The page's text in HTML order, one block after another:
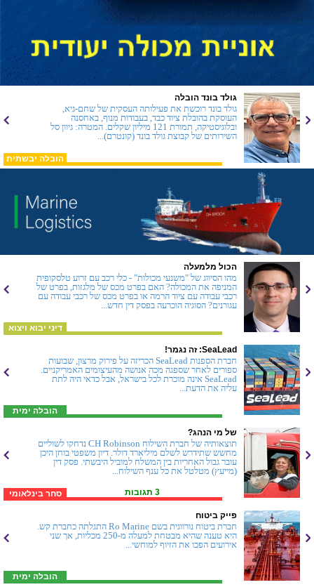
הובלה יבשתית
גולד בונד הובלה
גולד בונד רוכשת את פעילותה העסקית של שחם-גיא,
העוסקת בהובלת ציוד כבד, בעבודות מנוף, באחסנה
ובלוגיסטיקה, תמורת 121 מיליון שקלים. המטרה: גיוון סל
השירותים של קבוצת גולד בונד (קונטרם)...
דיני יבוא ויצוא
הכול מלמעלה
מהו הסיווג של "משנעי מכולות" - כלי רכב עם זרוע טלסקופית
המניפה את המכולה? האם בפרט מכס של מלגזות, בפרט של
רכבי עבודה עם ציוד הרמה או בפרט מכס של רכבי עבודה עם
עגורנים? הסוגיה הוכרעה בפסק דין חדש...
הובלה ימית
SeaLead: זה נגמר!
חברת הספנות SeaLead הכריזה על פירוק מרצון, שבועות
ספורים לאחר שספגה מכה אנושה מהעיצומים האמריקניים.
SeaLead אינה מוכרת לכל בישראל, אבל כדאי היה לתת
עליה את הדעת...
סחר בינלאומי
של מי הנהג?
תוצאותיה של חברת השילוח CH Robinson נדחקו לשוליים
מחשש שתידרש לשלם מיליארד דולר. דיון משפטי בוחן היכן
עובר גבול האחריות בין המשלח למוביל היבשתי. פסק דין
(מייעץ) מטלטל את כל ענף השילוח...
3 תגובות
הובלה ימית
פייק ביטוח
חברת ביטוח נורווגית בשם Ro Marine התגלתה כחברת קש.
היא טענה שהיא מבטחת למעלה מ-250 מכליות, אך שני
אירועים הפכו את הזיוף למוחשי...